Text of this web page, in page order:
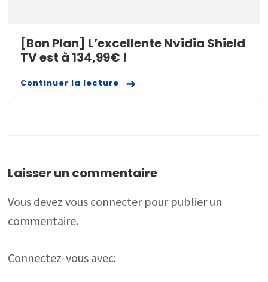
[Bon Plan] L’excellente Nvidia Shield
TV est à 134,99€ !
Continuer la lecture
Laisser un commentaire
Vous devezvous connecterpour publier un
commentaire.
Connectez-vous avec: